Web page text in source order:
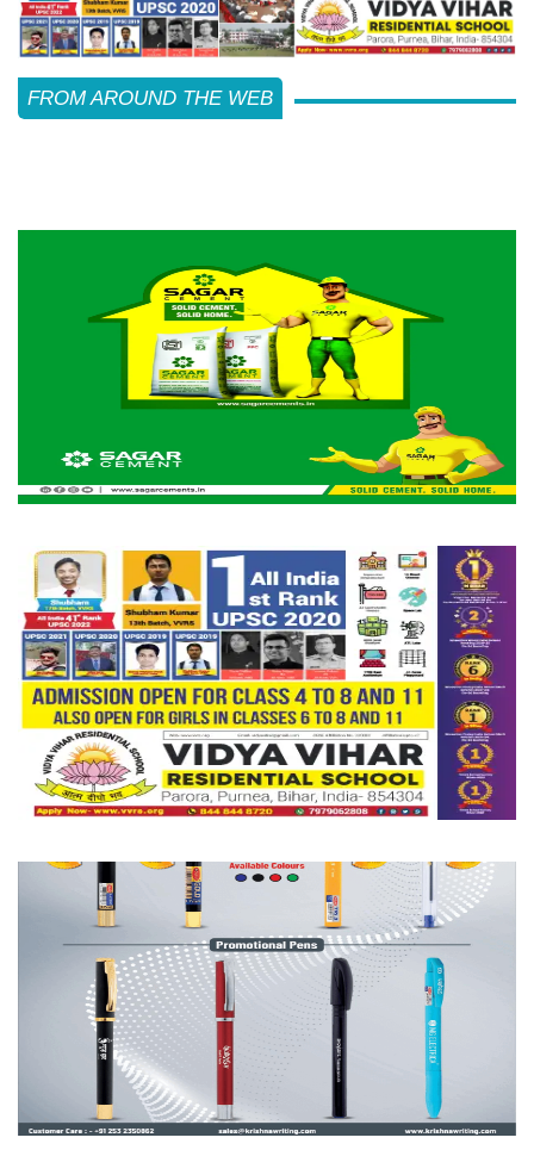
FROM AROUND THE WEB